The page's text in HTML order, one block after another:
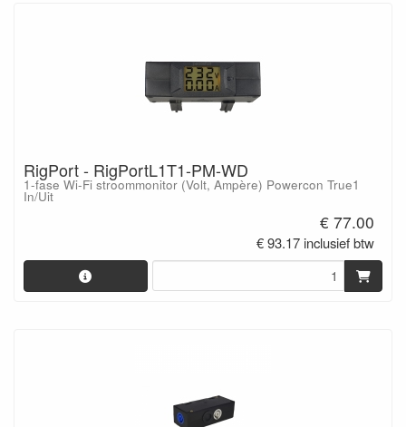
RigPort - RigPortL1T1-PM-WD
1-fase Wi-Fi stroommonitor (Volt, Ampère) Powercon True1
In/Uit
€ 77.00
€ 93.17 inclusief btw